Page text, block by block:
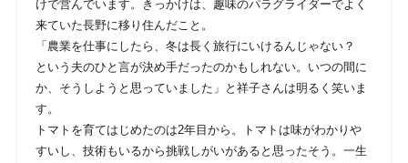
けで営んでいます。きっかけは、趣味のパラグライダーでよく
来ていた長野に移り住んだこと。
「農業を仕事にしたら、冬は長く旅行にいけるんじゃない？
という夫のひと言が決め手だったのかもしれない。いつの間に
か、そうしようと思っていました」と祥子さんは明るく笑いま
す。
トマトを育てはじめたのは2年目から。トマトは味がわかりや
すいし、技術もいるから挑戦しがいがあると思ったそう。一生